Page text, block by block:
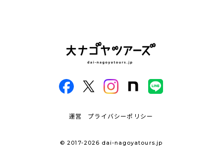
運営 プライバシーポリシー
© 2017-2026 dai-nagoyatours.jp